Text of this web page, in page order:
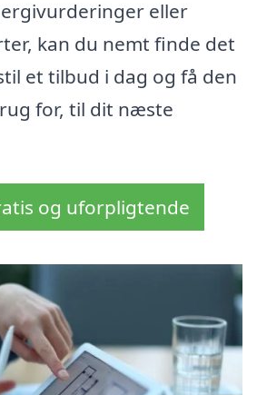
eller
kan du nemt finde det
et tilbud i dag og få den
for, til dit næste
og uforpligtende